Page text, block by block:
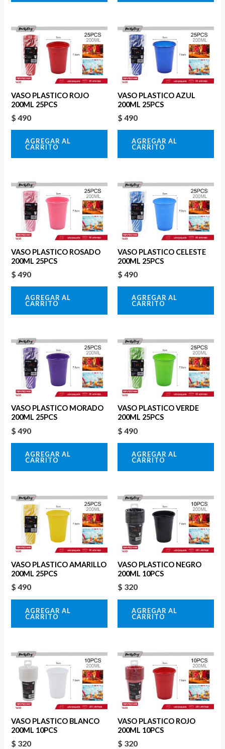
VASO PLASTICO ROJO
200ML 25PCS
$ 490
AGREGAR AL
CARRITO
VASO PLASTICO AZUL
200ML 25PCS
$ 490
AGREGAR AL
CARRITO
VASO PLASTICO ROSADO
200ML 25PCS
$ 490
AGREGAR AL
CARRITO
VASO PLASTICO CELESTE
200ML 25PCS
$ 490
AGREGAR AL
CARRITO
VASO PLASTICO MORADO
200ML 25PCS
$ 490
AGREGAR AL
CARRITO
VASO PLASTICO VERDE
200ML 25PCS
$ 490
AGREGAR AL
CARRITO
VASO PLASTICO AMARILLO
200ML 25PCS
$ 490
AGREGAR AL
CARRITO
VASO PLASTICO NEGRO
200ML 10PCS
$ 320
AGREGAR AL
CARRITO
VASO PLASTICO BLANCO
200ML 10PCS
$ 320
VASO PLASTICO ROJO
200ML 10PCS
$ 320